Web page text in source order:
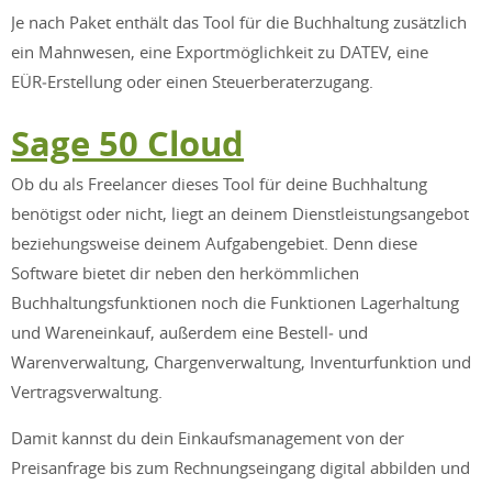
Je nach Paket enthält das Tool für die Buchhaltung zusätzlich
ein Mahnwesen, eine Exportmöglichkeit zu DATEV, eine
EÜR‑Erstellung oder einen Steuerberaterzugang.
Sage 50 Cloud
Ob du als Freelancer dieses Tool für deine Buchhaltung
benötigst oder nicht, liegt an deinem Dienstleistungsangebot
beziehungsweise deinem Aufgabengebiet. Denn diese
Software bietet dir neben den herkömmlichen
Buchhaltungsfunktionen noch die Funktionen Lagerhaltung
und Wareneinkauf, außerdem eine Bestell‑ und
Warenverwaltung, Chargenverwaltung, Inventurfunktion und
Vertragsverwaltung.
Damit kannst du dein Einkaufsmanagement von der
Preisanfrage bis zum Rechnungseingang digital abbilden und